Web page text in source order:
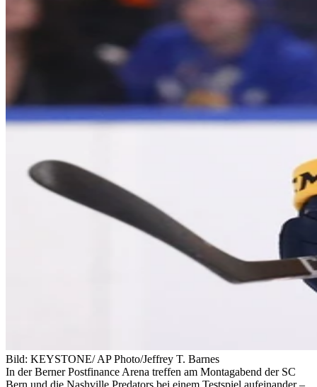
Bild: KEYSTONE/ AP Photo/Jeffrey T. Barnes
In der Berner Postfinance Arena treffen am Montagabend der SC
Bern und die Nashville Predators bei einem Testspiel aufeinander –